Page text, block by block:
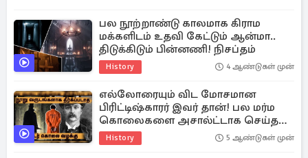
பல நூற்றாண்டு காலமாக கிராம
மக்களிடம் உதவி கேட்டும் ஆன்மா..
திடுக்கிடும் பின்னணி! நிசப்தம்
History 4 ஆண்டுகள் முன்
எல்லோரையும் விட மோசமான
பிரிட்டிஷ்காரர் இவர் தான்! பல மர்ம
கொலைகளை அசால்ட்டாக செய்த
அசுர மனிதன்!
History 5 ஆண்டுகள் முன்